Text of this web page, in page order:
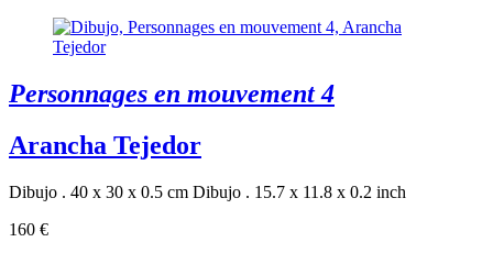
Personnages en mouvement 4
Arancha Tejedor
Dibujo . 40 x 30 x 0.5 cm Dibujo . 15.7 x 11.8 x 0.2 inch
160 €